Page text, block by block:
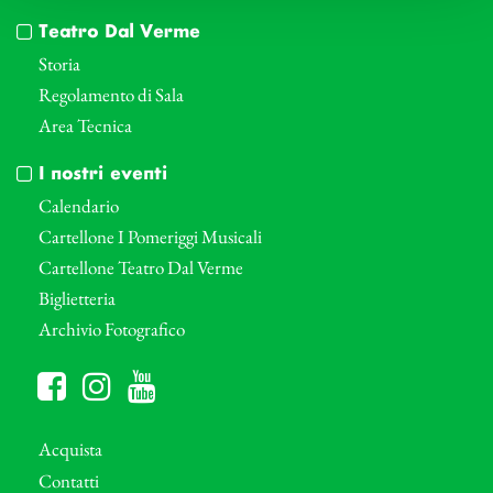
Teatro Dal Verme
Storia
Regolamento di Sala
Area Tecnica
I nostri eventi
Calendario
Cartellone I Pomeriggi Musicali
Cartellone Teatro Dal Verme
Biglietteria
Archivio Fotografico
Acquista
Contatti